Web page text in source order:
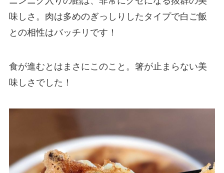
味しさ。肉は多めのぎっしりしたタイプで白ご飯
との相性はバッチリです！
食が進むとはまさにこのこと。箸が止まらない美
味しさでした！